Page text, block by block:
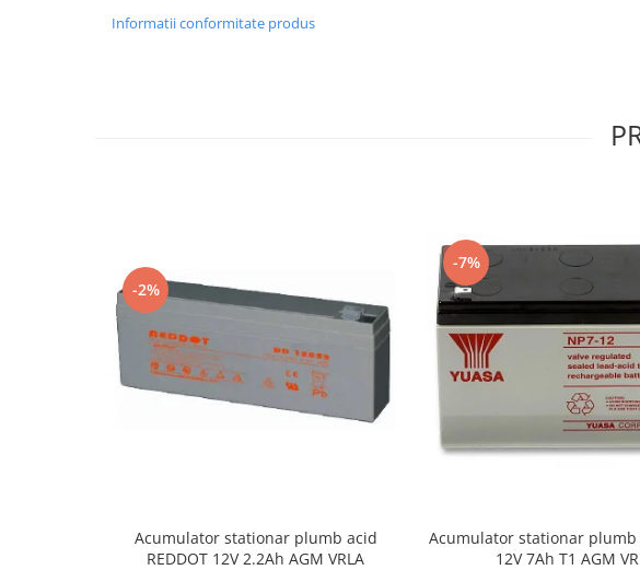
Informatii conformitate produs
-2%
Acumulator stationar plumb acid
REDDOT 12V 2.2Ah AGM VRLA
-7%
Acumulator stationar plumb
12V 7Ah T1 AGM